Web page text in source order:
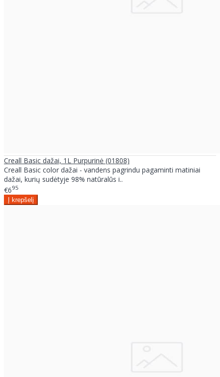
Creall Basic dažai, 1L Purpurinė (01808)
Creall Basic color dažai - vandens pagrindu pagaminti matiniai
dažai, kurių sudėtyje 98% natūralūs i..
€695